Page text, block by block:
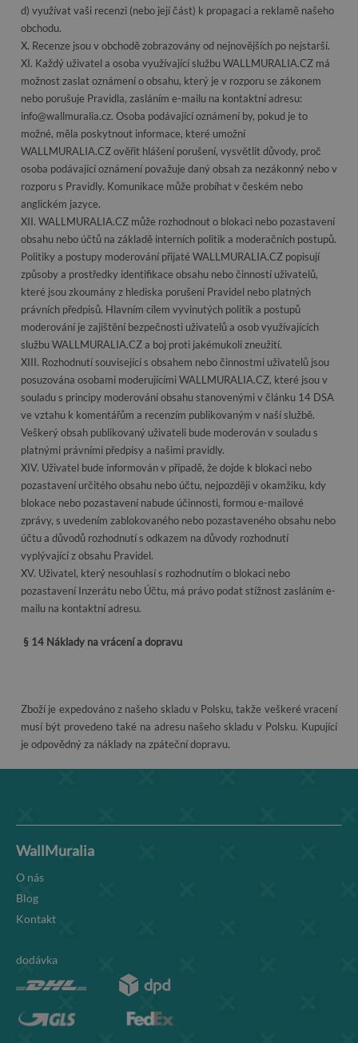
d) využívat vaši recenzi (nebo její část) k propagaci a reklamě našeho
obchodu.
X. Recenze jsou v obchodě zobrazovány od nejnovějších po nejstarší.
XI. Každý uživatel a osoba využívající službu WALLMURALIA.CZ má
možnost zaslat oznámení o obsahu, který je v rozporu se zákonem
nebo porušuje Pravidla, zasláním e-mailu na kontaktní adresu:
info@wallmuralia.cz. Osoba podávající oznámení by, pokud je to
možné, měla poskytnout informace, které umožní
WALLMURALIA.CZ ověřit hlášení porušení, vysvětlit důvody, proč
osoba podávající oznámení považuje daný obsah za nezákonný nebo v
rozporu s Pravidly. Komunikace může probíhat v českém nebo
anglickém jazyce.
XII. WALLMURALIA.CZ může rozhodnout o blokaci nebo pozastavení
obsahu nebo účtů na základě interních politik a moderačních postupů.
Politiky a postupy moderování přijaté WALLMURALIA.CZ popisují
způsoby a prostředky identifikace obsahu nebo činností uživatelů,
které jsou zkoumány z hlediska porušení Pravidel nebo platných
právních předpisů. Hlavním cílem vyvinutých politik a postupů
moderování je zajištění bezpečnosti uživatelů a osob využívajících
službu WALLMURALIA.CZ a boj proti jakémukoli zneužití.
XIII. Rozhodnutí související s obsahem nebo činnostmi uživatelů jsou
posuzována osobami moderujícími WALLMURALIA.CZ, které jsou v
souladu s principy moderování obsahu stanovenými v článku 14 DSA
ve vztahu k komentářům a recenzím publikovaným v naší službě.
Veškerý obsah publikovaný uživateli bude moderován v souladu s
platnými právními předpisy a našimi pravidly.
XIV. Uživatel bude informován v případě, že dojde k blokaci nebo
pozastavení určitého obsahu nebo účtu, nejpozději v okamžiku, kdy
blokace nebo pozastavení nabude účinnosti, formou e-mailové
zprávy, s uvedením zablokovaného nebo pozastaveného obsahu nebo
účtu a důvodů rozhodnutí s odkazem na důvody rozhodnutí
vyplývající z obsahu Pravidel.
XV. Uživatel, který nesouhlasí s rozhodnutím o blokaci nebo
pozastavení Inzerátu nebo Účtu, má právo podat stížnost zasláním e-
mailu na kontaktní adresu.
§ 14 Náklady na vrácení a dopravu
Zboží je expedováno z našeho skladu v Polsku, takže veškeré vracení
musí být provedeno také na adresu našeho skladu v Polsku. Kupující
je odpovědný za náklady na zpáteční dopravu.
WallMuralia
O nás
Blog
Kontakt
dodávka